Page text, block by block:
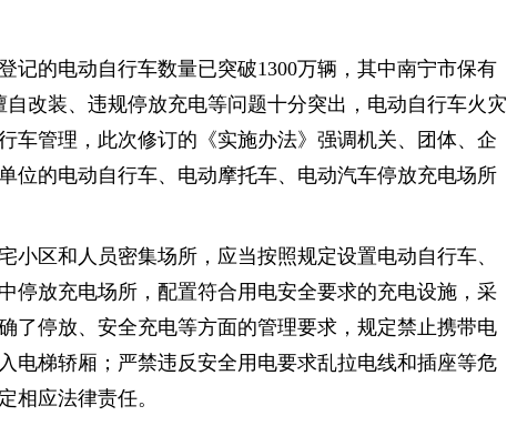
记的电动自行车数量已突破1300万辆，其中南宁市保有
自改装、违规停放充电等问题十分突出，电动自行车火灾
车管理，此次修订的《实施办法》强调机关、团体、企
位的电动自行车、电动摩托车、电动汽车停放充电场所
小区和人员密集场所，应当按照规定设置电动自行车、
停放充电场所，配置符合用电安全要求的充电设施，采
了停放、安全充电等方面的管理要求，规定禁止携带电
电梯轿厢；严禁违反安全用电要求乱拉电线和插座等危
相应法律责任。